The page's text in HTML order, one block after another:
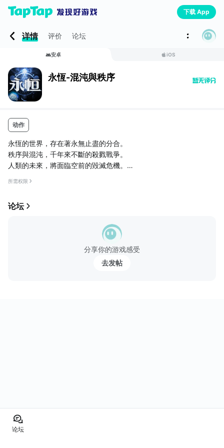
下载 App
详情 评价 论坛
安卓 iOS
永恆-混沌與秩序
动作
永恆的世界，存在著永無止盡的分合。
秩序與混沌，千年來不斷的殺戮戰爭。
人類的未來，將面臨空前的毀滅危機。
公會、好友並肩作戰的感動，組隊打怪刷BOSS，MMO的世界裡不
不做以一擋百的悲劇英雄，集結眾軍團同盟鋼鐵般的力量，副本、B
OSS、聯賽、競技、跨服戰，一起創造新歷史吧。
所需权限
论坛
分享你的游戏感受
去发帖
论坛